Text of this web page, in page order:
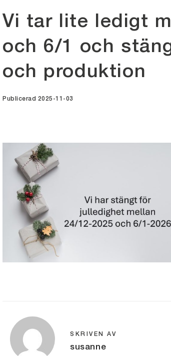
Vi tar lite ledigt
och 6/1 och
och produktion
Publicerad 2025-11-03
SKRIVEN AV
susanne